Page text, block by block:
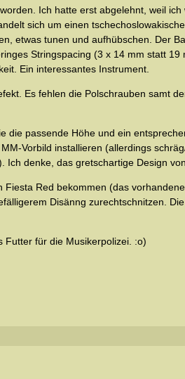
Ich hatte erst abgelehnt, weil
sich um einen
etwas tunen und aufhübschen. Der
Stringspacing (3 x 14 mm statt
Ein interessantes Instrument.
Es fehlen die Polschrauben samt
die passende Höhe und ein
Vorbild installieren (allerdings
Ich denke, das gretschartige Design
Red bekommen (das
Disänng zurechtschnitzen.
Futter für die Musikerpolizei. :o)